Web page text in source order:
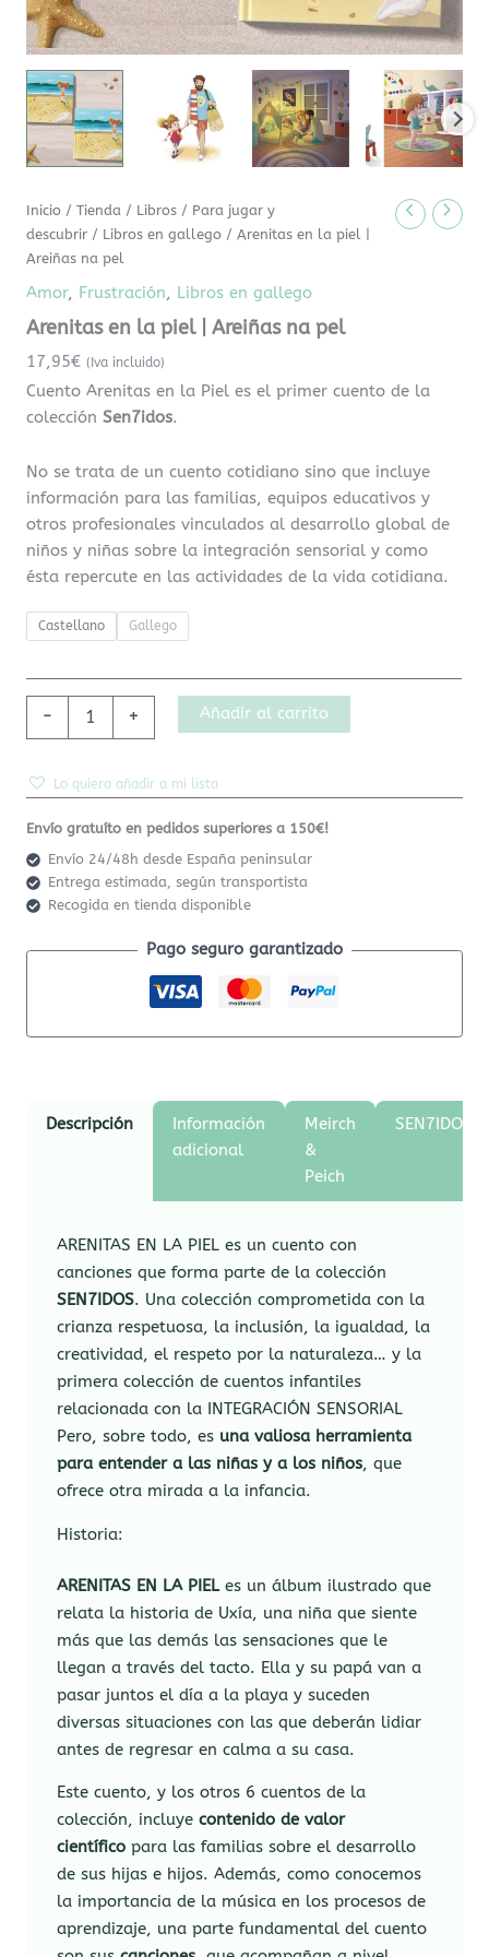
Inicio /Tienda / Libros / Para jugar y
descubrir / Libros en gallego / Arenitas en la piel |
Areiñas na pel
Amor, Frustración, Libros en gallego
Arenitas en la piel | Areiñas na pel
17,95€ (Iva incluido)
Cuento Arenitas en la Piel es el primer cuento de la
colecciónSen7idos.
No se trata de un cuento cotidiano sino que incluye
información para las familias, equipos educativos y
otros profesionales vinculados al desarrollo global de
niños y niñas sobre la integración sensorial y como
ésta repercute en las actividades de la vida cotidiana.
Castellano Gallego
- + Añadir al carrito
Lo quiero añadir a mi lista
Envío gratuíto en pedidos superiores a 150€!
Envío 24/48h desde España peninsular
Entrega estimada, según transportista
Recogida en tienda disponible
Pago seguro garantizado
Descripción
Información
adicional
Meirch
&
Peich
SEN7IDOS
ARENITAS EN LA PIEL es un cuento con
canciones que forma parte de la colección
SEN7IDOS. Una colección comprometida con la
crianza respetuosa, la inclusión, la igualdad, la
creatividad, el respeto por la naturaleza… y la
primera colección de cuentos infantiles
relacionada con la INTEGRACIÓN SENSORIAL
Pero, sobre todo, es una valiosa herramienta
para entender a las niñas y a los niños, que
ofrece otra mirada a la infancia.
Historia:
ARENITAS EN LA PIELes un álbum ilustrado que
relata la historia de Uxía, una niña que siente
más que las demás las sensaciones que le
llegan a través del tacto. Ella y su papá van a
pasar juntos el día a la playa y suceden
diversas situaciones con las que deberán lidiar
antes de regresar en calma a su casa.
Este cuento, y los otros 6 cuentos de la
colección, incluyecontenido de valor
científico para las familias sobre el desarrollo
de sus hijas e hijos. Además, como conocemos
la importancia de la música en los procesos de
aprendizaje, una parte fundamental del cuento